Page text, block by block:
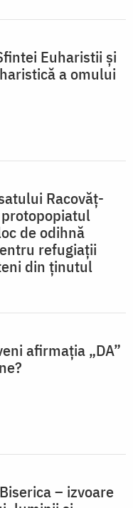
Euharistii și
a omului
Racovăț-
de odihnă
refugiații
din ținutul
afirmația „DA”
– izvoare